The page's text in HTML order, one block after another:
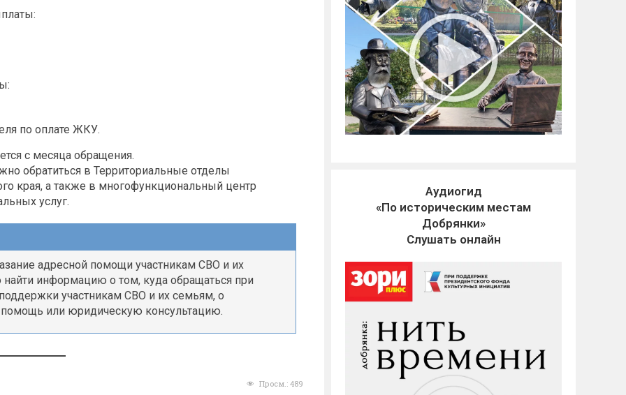
по оплате ЖКУ.
с месяца обращения.
обратиться в Территориальные отделы
края, а также в многофункциональный центр
услуг.
адресной помощи участникам СВО и их
информацию о том, куда обращаться при
участникам СВО и их семьям, о
или юридическую консультацию.
Просм.: 489
Аудиогид
«По историческим местам
Добрянки»
Слушать онлайн